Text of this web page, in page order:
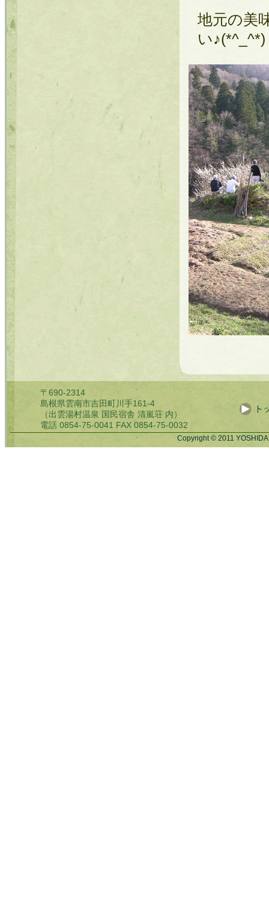
地元の美
い♪(*^_^*)
〒690-2314
島根県雲南市吉田町川手161-4
（出雲湯村温泉 国民宿舎 清嵐荘 内）
電話 0854-75-0041 FAX 0854-75-0032
Copyright © 2011